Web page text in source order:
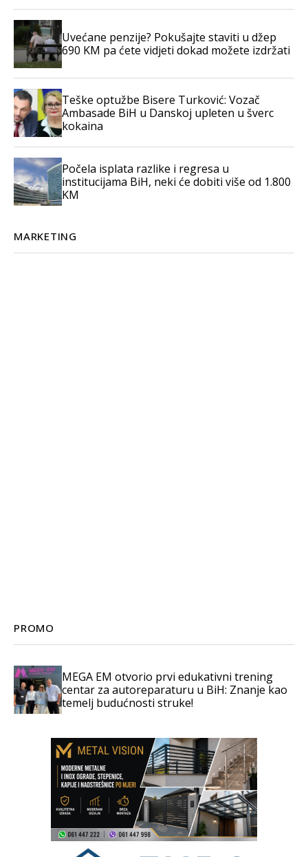
Uvećane penzije? Pokušajte staviti u džep
690 KM pa ćete vidjeti dokad možete izdržati
Teške optužbe Bisere Turković: Vozač
Ambasade BiH u Danskoj upleten u šverc
kokaina
Počela isplata razlike i regresa u
institucijama BiH, neki će dobiti više od 1.800
KM
MARKETING
PROMO
MEGA EM otvorio prvi edukativni trening
centar za autoreparaturu u BiH: Znanje kao
temelj budućnosti struke!